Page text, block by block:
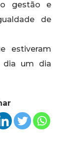
gestão e
de
estiveram
dia um dia